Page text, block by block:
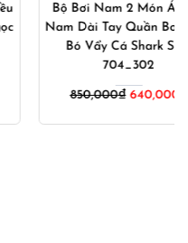
Quần Bơi Nam 2 Ống
882
550,000₫ Giá
350,000₫